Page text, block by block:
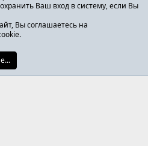
Ваш вход в систему, если Вы
Вы соглашаетесь на